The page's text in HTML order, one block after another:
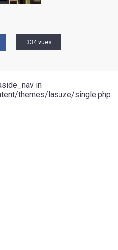
334 vues
in
themes/lasuze/single.php